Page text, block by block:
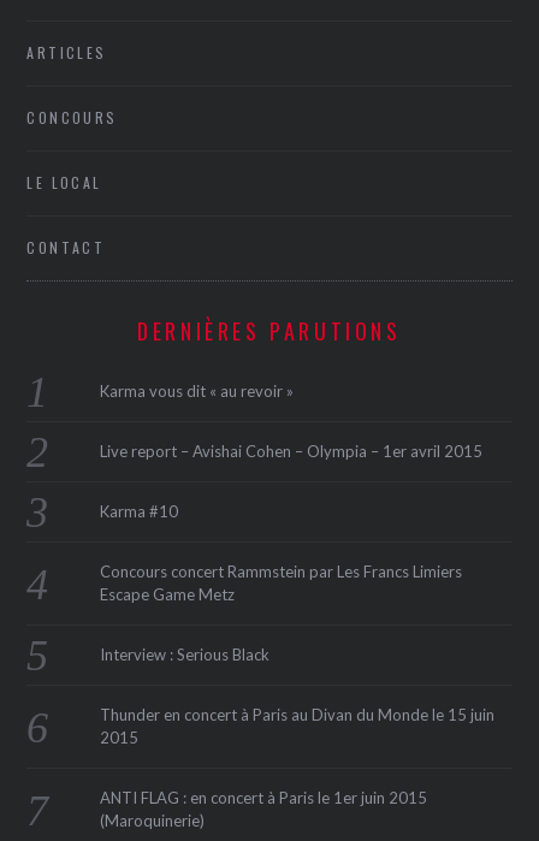
ARTICLES
CONCOURS
LE LOCAL
CONTACT
DERNIÈRES PARUTIONS
Karma vous dit « au revoir »
Live report – Avishai Cohen – Olympia – 1er avril 2015
Karma #10
Concours concert Rammstein par Les Francs Limiers
Escape Game Metz
Interview : Serious Black
Thunder en concert à Paris au Divan du Monde le 15 juin
2015
ANTI FLAG : en concert à Paris le 1er juin 2015
(Maroquinerie‏)